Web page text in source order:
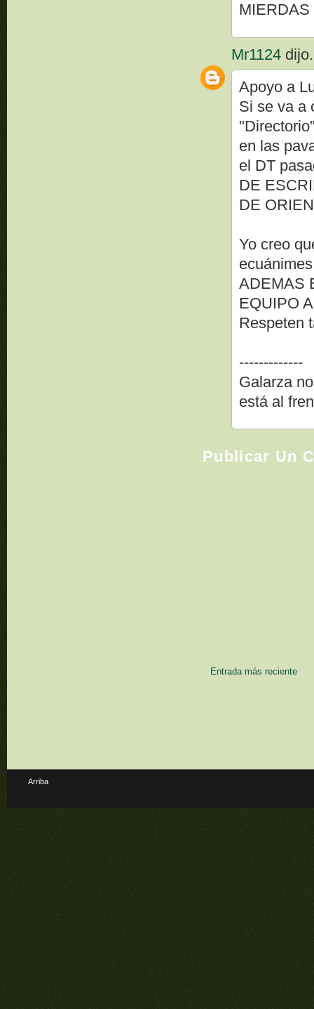
Mr1124
Apoyo a
Si se va a
en las
el DT
DE
DE
Yo creo
ADEMAS
EQUIPO
Respeten
-------------
Galarza
está al
Publicar Un
Entrada más reciente
Arriba